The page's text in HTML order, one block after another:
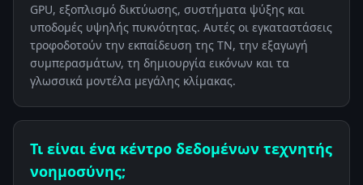
GPU, εξοπλισμό δικτύωσης, συστήματα ψύξης και
υποδομές υψηλής πυκνότητας. Αυτές οι εγκαταστάσεις
τροφοδοτούν την εκπαίδευση της ΤΝ, την εξαγωγή
συμπερασμάτων, τη δημιουργία εικόνων και τα
γλωσσικά μοντέλα μεγάλης κλίμακας.
Τι είναι ένα κέντρο δεδομένων τεχνητής
νοημοσύνης;